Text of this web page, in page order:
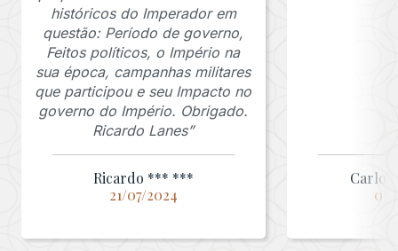
históricos do Imperador em
questão: Período de governo,
Feitos políticos, o Império na
sua época, campanhas militares
que participou e seu Impacto no
governo do Império. Obrigado.
Ricardo Lanes”
Ricardo *** ***
21/07/2024
03/